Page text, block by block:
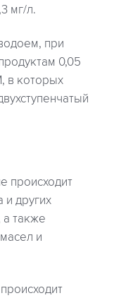
мг/л.
при
0,05
в которых
происходит
и других
также
и